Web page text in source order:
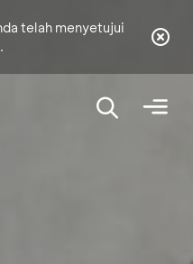
telah menyetujui